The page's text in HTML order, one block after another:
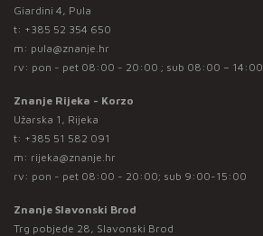
Giardini 4, Pula
t: +385 52 354 650
m: pula@znanje.hr
rv: pon - pet 08:00 - 20:00 ; sub 08:00 – 14:00
Znanje Rijeka - Korzo
Užarska 1, Rijeka
t: +385 51 582 091
m: rijeka@znanje.hr
rv: pon - pet 08:00 - 20:00; sub 9:00-15:00
Znanje Slavonski Brod
Trg pobjede 28, Slavonski Brod